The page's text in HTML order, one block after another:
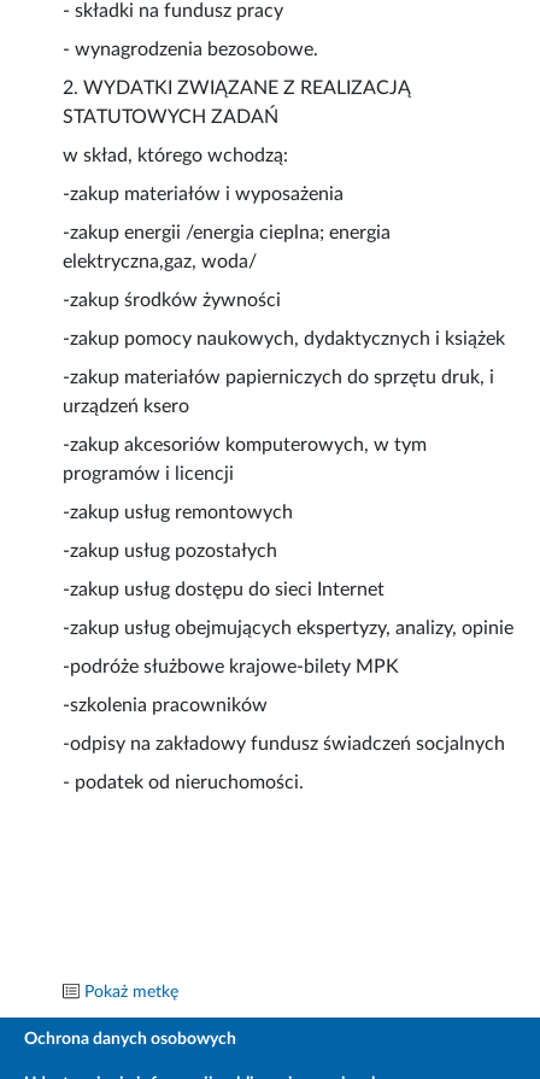
- składki na fundusz pracy
- wynagrodzenia bezosobowe.
2. WYDATKI ZWIĄZANE Z REALIZACJĄ
STATUTOWYCH ZADAŃ
w skład, którego wchodzą:
-zakup materiałów i wyposażenia
-zakup energii /energia cieplna; energia
elektryczna,gaz, woda/
-zakup środków żywności
-zakup pomocy naukowych, dydaktycznych i książek
-zakup materiałów papierniczych do sprzętu druk, i
urządzeń ksero
-zakup akcesoriów komputerowych, w tym
programów i licencji
-zakup usług remontowych
-zakup usług pozostałych
-zakup usług dostępu do sieci Internet
-zakup usług obejmujących ekspertyzy, analizy, opinie
-podróże służbowe krajowe-bilety MPK
-szkolenia pracowników
-odpisy na zakładowy fundusz świadczeń socjalnych
- podatek od nieruchomości.
Pokaż metkę
Ochrona danych osobowych